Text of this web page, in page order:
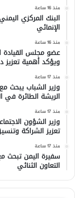
منذ 16 ساعة
البنك المركزي
الإنمائي
منذ 16 ساعة
عضو مجلس القيادة
ويؤكد أهمية تعزيز
منذ 17 ساعة
وزير الشباب
الريشة الطائرة في
منذ 17 ساعة
وزير الشؤون
تعزيز الشراكة
منذ 17 ساعة
سفيرة اليمن تبحث
التعاون الثنائي